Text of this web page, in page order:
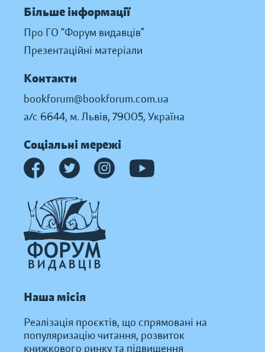
Більше інформації
Про ГО “Форум видавців”
Презентаційні матеріали
Контакти
bookforum@bookforum.com.ua
а/с 6644, м. Львів, 79005, Україна
Соціальні мережі
Наша місія
Реалізація проєктів, що спрямовані на
популяризацію читання, розвиток
книжкового ринку та підвищення